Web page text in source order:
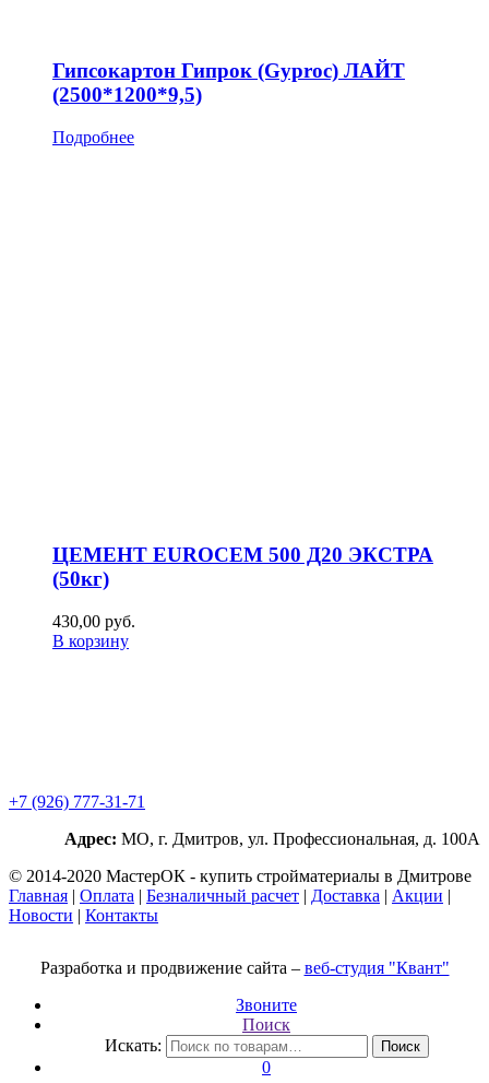
Гипсокартон Гипрок (Gyproc) ЛАЙТ
(2500*1200*9,5)
Подробнее
ЦЕМЕНТ EUROCEM 500 Д20 ЭКСТРА
(50кг)
430,00 руб.
В корзину
+7 (926) 777-31-71
Адрес: МО, г. Дмитров, ул. Профессиональная, д. 100А
© 2014-2020 МастерОК - купить стройматериалы в Дмитрове
Главная | Оплата | Безналичный расчет | Доставка | Акции |
Новости | Контакты
Разработка и продвижение сайта – веб-студия "Квант"
Звоните
Поиск
Искать:
Поиск
0